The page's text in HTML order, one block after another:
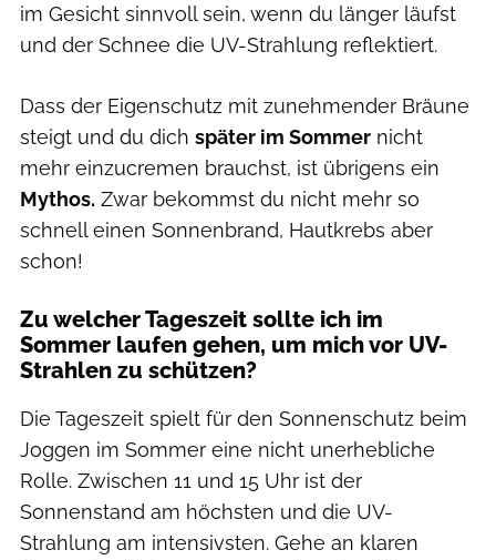
im Gesicht sinnvoll sein, wenn du länger läufst
und der Schnee die UV-Strahlung reflektiert.
Dass der Eigenschutz mit zunehmender Bräune
steigt und du dich später im Sommer nicht
mehr einzucremen brauchst, ist übrigens ein
Mythos. Zwar bekommst du nicht mehr so
schnell einen Sonnenbrand, Hautkrebs aber
schon!
Zu welcher Tageszeit sollte ich im
Sommer laufen gehen, um mich vor UV-
Strahlen zu schützen?
Die Tageszeit spielt für den Sonnenschutz beim
Joggen im Sommer eine nicht unerhebliche
Rolle. Zwischen 11 und 15 Uhr ist der
Sonnenstand am höchsten und die UV-
Strahlung am intensivsten. Gehe an klaren